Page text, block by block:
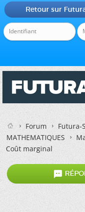
Retour sur
Forum
Futura-
MATHEMATIQUES
Coût marginal
